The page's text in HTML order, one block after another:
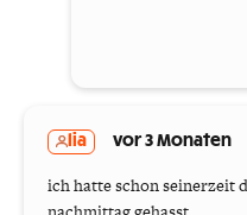
lia vor 3 Monaten
ich hatte schon seinerzeit